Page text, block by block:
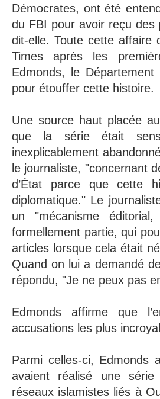
Démocrates, ont été
du FBI pour avoir reçu des
dit-elle. Toute cette affaire
Times après les
Edmonds, le
pour étouffer cette histoire.
Une source haut placée
que la série était
inexplicablement
le journaliste, "concernant
d’État parce que cette
diplomatique." Le
un "mécanisme
formellement partie, qui
articles lorsque cela était
Quand on lui a demandé
répondu, "Je ne peux pas
Edmonds affirme que
accusations les plus
Parmi celles-ci, Edmonds
avaient réalisé une série
réseaux islamistes liés à